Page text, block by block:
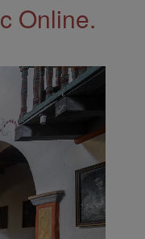
Online.